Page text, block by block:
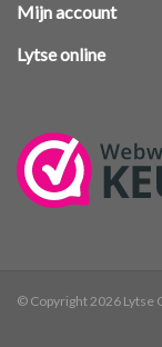
Mijn account
Lytse online
© Copyright 2026 Lytse